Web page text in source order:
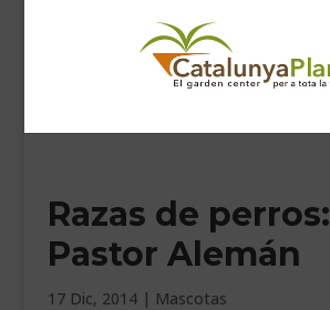
SÍGUENOS EN:
INICIO
PLANTAS
Razas de perros:
Pastor Alemán
17 Dic, 2014| Mascotas